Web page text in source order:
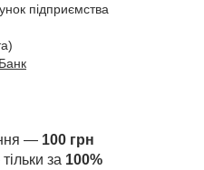
підприємства
— 100 грн
за 100%